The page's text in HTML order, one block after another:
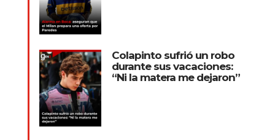
Colapinto sufrió un robo
durante sus vacaciones:
“Ni la matera me dejaron”